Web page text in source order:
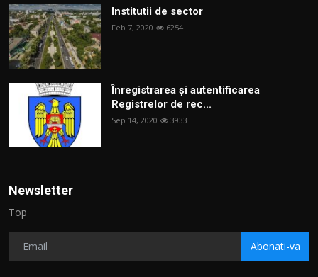
Institutii de sector
Feb 7, 2020 6254
Înregistrarea și autentificarea
Registrelor de rec...
Sep 14, 2020 3933
Newsletter
Top
Abonati-va